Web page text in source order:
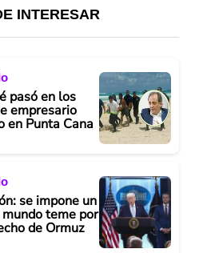
INTERESAR
pasó en los
empresario
en Punta Cana
se impone un
teme por
de Ormuz